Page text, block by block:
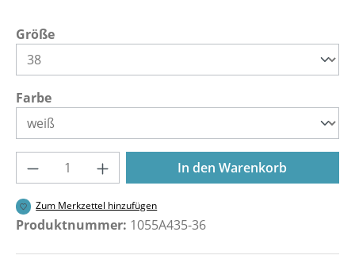
Größeauswählen
Farbeauswählen
Produkt Anzahl: Gib den gewünschten
In den Warenkorb
Zum Merkzettel hinzufügen
Produktnummer: 1055A435-36